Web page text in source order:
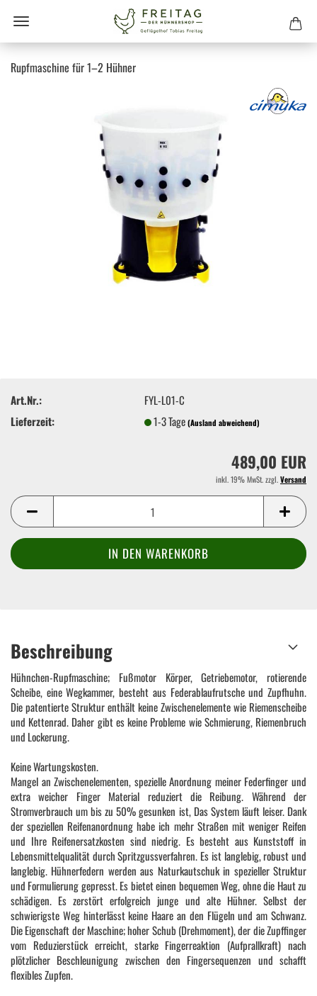
Rupfmaschine für 1–2 Hühner
Art.Nr.:
FYL-L01-C
Lieferzeit:
1-3 Tage(Ausland abweichend)
489,00 EUR
inkl. 19% MwSt. zzgl.Versand
Beschreibung
Hühnchen-Rupfmaschine; Fußmotor Körper, Getriebemotor, rotierende
Scheibe, eine Wegkammer, besteht aus Federablaufrutsche und Zupfhuhn.
Die patentierte Struktur enthält keine Zwischenelemente wie Riemenscheibe
und Kettenrad. Daher gibt es keine Probleme wie Schmierung, Riemenbruch
und Lockerung.
Keine Wartungskosten.
Mangel an Zwischenelementen, spezielle Anordnung meiner Federfinger und
extra weicher Finger Material reduziert die Reibung. Während der
Stromverbrauch um bis zu 50% gesunken ist, Das System läuft leiser. Dank
der speziellen Reifenanordnung habe ich mehr Straßen mit weniger Reifen
und Ihre Reifenersatzkosten sind niedrig. Es besteht aus Kunststoff in
Lebensmittelqualität durch Spritzgussverfahren. Es ist langlebig, robust und
langlebig. Hühnerfedern werden aus Naturkautschuk in spezieller Struktur
und Formulierung gepresst. Es bietet einen bequemen Weg, ohne die Haut zu
schädigen. Es zerstört erfolgreich junge und alte Hühner. Selbst der
schwierigste Weg hinterlässt keine Haare an den Flügeln und am Schwanz.
Die Eigenschaft der Maschine; hoher Schub (Drehmoment), der die Zupffinger
vom Reduzierstück erreicht, starke Fingerreaktion (Aufprallkraft) nach
plötzlicher Beschleunigung zwischen den Fingersequenzen und schafft
flexibles Zupfen.